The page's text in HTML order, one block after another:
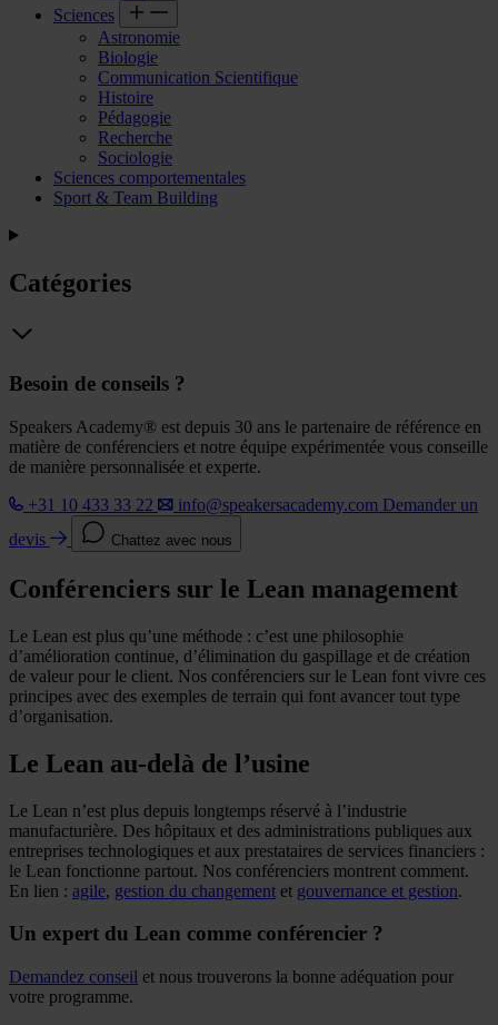
Sciences
Astronomie
Biologie
Communication Scientifique
Histoire
Pédagogie
Recherche
Sociologie
Sciences comportementales
Sport & Team Building
Catégories
Besoin de conseils ?
Speakers Academy® est depuis 30 ans le partenaire de référence en
matière de conférenciers et notre équipe expérimentée vous conseille
de manière personnalisée et experte.
+31 10 433 33 22
info@speakersacademy.com Demander un
devis
Chattez avec nous
Conférenciers sur le Lean management
Le Lean est plus qu’une méthode : c’est une philosophie
d’amélioration continue, d’élimination du gaspillage et de création
de valeur pour le client. Nos conférenciers sur le Lean font vivre ces
principes avec des exemples de terrain qui font avancer tout type
d’organisation.
Le Lean au-delà de l’usine
Le Lean n’est plus depuis longtemps réservé à l’industrie
manufacturière. Des hôpitaux et des administrations publiques aux
entreprises technologiques et aux prestataires de services financiers :
le Lean fonctionne partout. Nos conférenciers montrent comment.
En lien : agile, gestion du changement et gouvernance et gestion.
Un expert du Lean comme conférencier ?
Demandez conseil et nous trouverons la bonne adéquation pour
votre programme.